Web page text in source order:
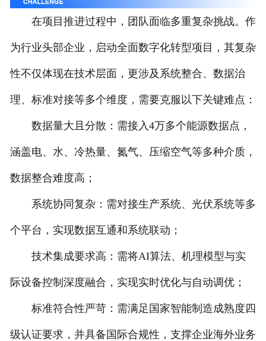
在项目推进过程中，团队面临多重复杂挑战。作
为行业头部企业，启动全面数字化转型项目，其复杂
性不仅体现在技术层面，更涉及系统整合、数据治
理、标准对接等多个维度，需要克服以下关键难点：
数据量大且分散：需接入4万多个能源数据点，
涵盖电、水、冷热量、氮气、压缩空气等多种介质，
数据整合难度高；
系统协同复杂：需对接生产系统、光伏系统等多
个平台，实现数据互通和系统联动；
技术集成要求高：需将AI算法、机理模型与实
际设备控制深度融合，实现实时优化与自动调优；
标准符合性严苛：需满足国家智能制造成熟度四
级认证要求，并具备国际合规性，支撑企业海外业务